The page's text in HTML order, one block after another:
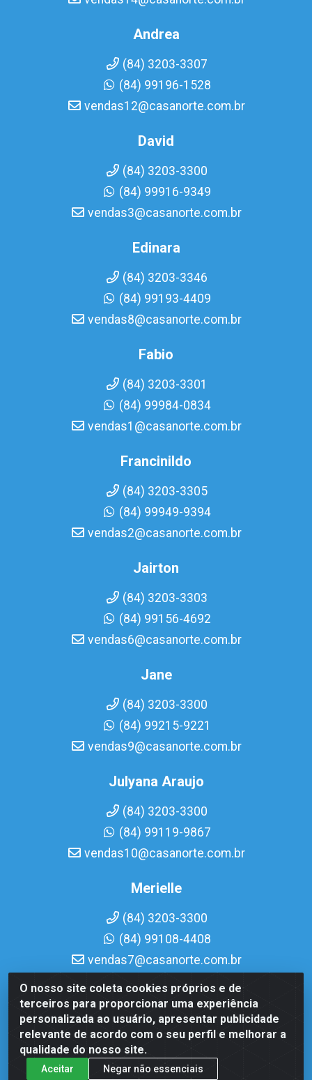
O nosso site coleta cookies próprios e de
terceiros para proporcionar uma experiência
personalizada ao usuário, apresentar publicidade
relevante de acordo com o seu perfil e melhorar a
qualidade do nosso site.
Aceitar Negar não essenciais
Andrea
(84) 3203-3307
(84) 99196-1528
vendas12@casanorte.com.br
David
(84) 3203-3300
(84) 99916-9349
vendas3@casanorte.com.br
Edinara
(84) 3203-3346
(84) 99193-4409
vendas8@casanorte.com.br
Fabio
(84) 3203-3301
(84) 99984-0834
vendas1@casanorte.com.br
Francinildo
(84) 3203-3305
(84) 99949-9394
vendas2@casanorte.com.br
Jairton
(84) 3203-3303
(84) 99156-4692
vendas6@casanorte.com.br
Jane
(84) 3203-3300
(84) 99215-9221
vendas9@casanorte.com.br
Julyana Araujo
(84) 3203-3300
(84) 99119-9867
vendas10@casanorte.com.br
Merielle
(84) 3203-3300
(84) 99108-4408
vendas7@casanorte.com.br
Casa Norte LTDA - Av. Interventor Mário Câmara, 1815 - Dix-
Sept Rosado, Natal/RN - CEP 59054-600 - CNPJ
08.713.513/0001-51